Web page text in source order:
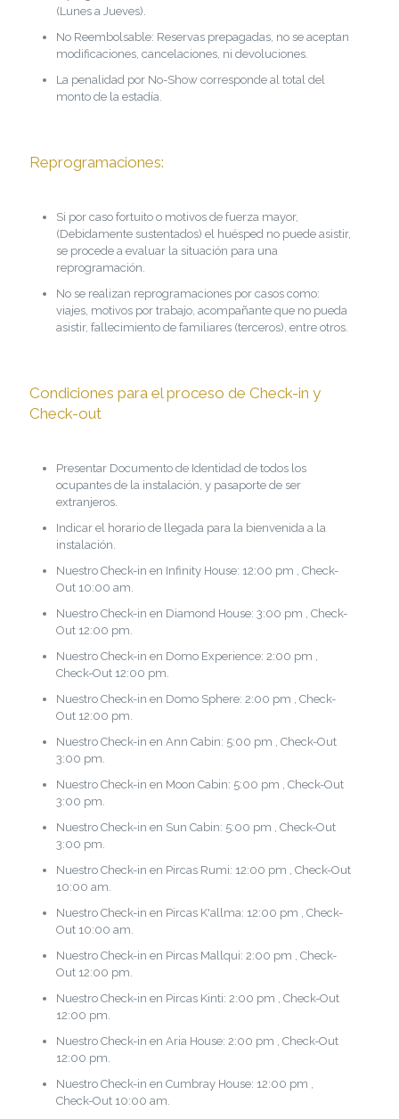
(Lunes a Jueves).
No Reembolsable: Reservas prepagadas, no se aceptan
modificaciones, cancelaciones, ni devoluciones.
La penalidad por No-Show corresponde al total del
monto de la estadía.
Reprogramaciones:
Si por caso fortuito o motivos de fuerza mayor,
(Debidamente sustentados) el huésped no puede asistir,
se procede a evaluar la situación para una
reprogramación.
No se realizan reprogramaciones por casos como:
viajes, motivos por trabajo, acompañante que no pueda
asistir, fallecimiento de familiares (terceros), entre otros.
Condiciones para el proceso de Check-in y
Check-out
Presentar Documento de Identidad de todos los
ocupantes de la instalación, y pasaporte de ser
extranjeros.
Indicar el horario de llegada para la bienvenida a la
instalación.
Nuestro Check-in en Infinity House: 12:00 pm , Check-
Out 10:00 am.
Nuestro Check-in en Diamond House: 3:00 pm , Check-
Out 12:00 pm.
Nuestro Check-in en Domo Experience: 2:00 pm ,
Check-Out 12:00 pm.
Nuestro Check-in en Domo Sphere: 2:00 pm , Check-
Out 12:00 pm.
Nuestro Check-in en Ann Cabin: 5:00 pm , Check-Out
3:00 pm.
Nuestro Check-in en Moon Cabin: 5:00 pm , Check-Out
3:00 pm.
Nuestro Check-in en Sun Cabin: 5:00 pm , Check-Out
3:00 pm.
Nuestro Check-in en Pircas Rumi: 12:00 pm , Check-Out
10:00 am.
Nuestro Check-in en Pircas K'allma: 12:00 pm , Check-
Out 10:00 am.
Nuestro Check-in en Pircas Mallqui: 2:00 pm , Check-
Out 12:00 pm.
Nuestro Check-in en Pircas Kinti: 2:00 pm , Check-Out
12:00 pm.
Nuestro Check-in en Aria House: 2:00 pm , Check-Out
12:00 pm.
Nuestro Check-in en Cumbray House: 12:00 pm ,
Check-Out 10:00 am.